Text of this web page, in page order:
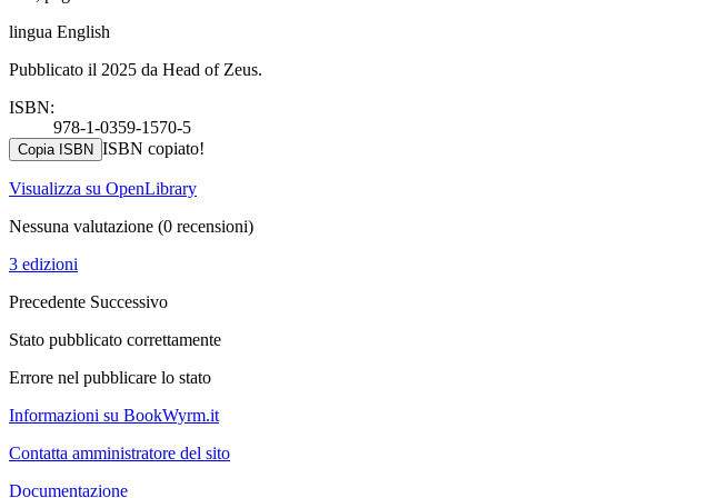
lingua English
Pubblicato il 2025 da Head of Zeus.
ISBN:
978-1-0359-1570-5
Copia ISBN ISBN copiato!
Visualizza su OpenLibrary
Nessuna valutazione (0 recensioni)
3 edizioni
Precedente Successivo
Stato pubblicato correttamente
Errore nel pubblicare lo stato
Informazioni su BookWyrm.it
Contatta amministratore del sito
Documentazione